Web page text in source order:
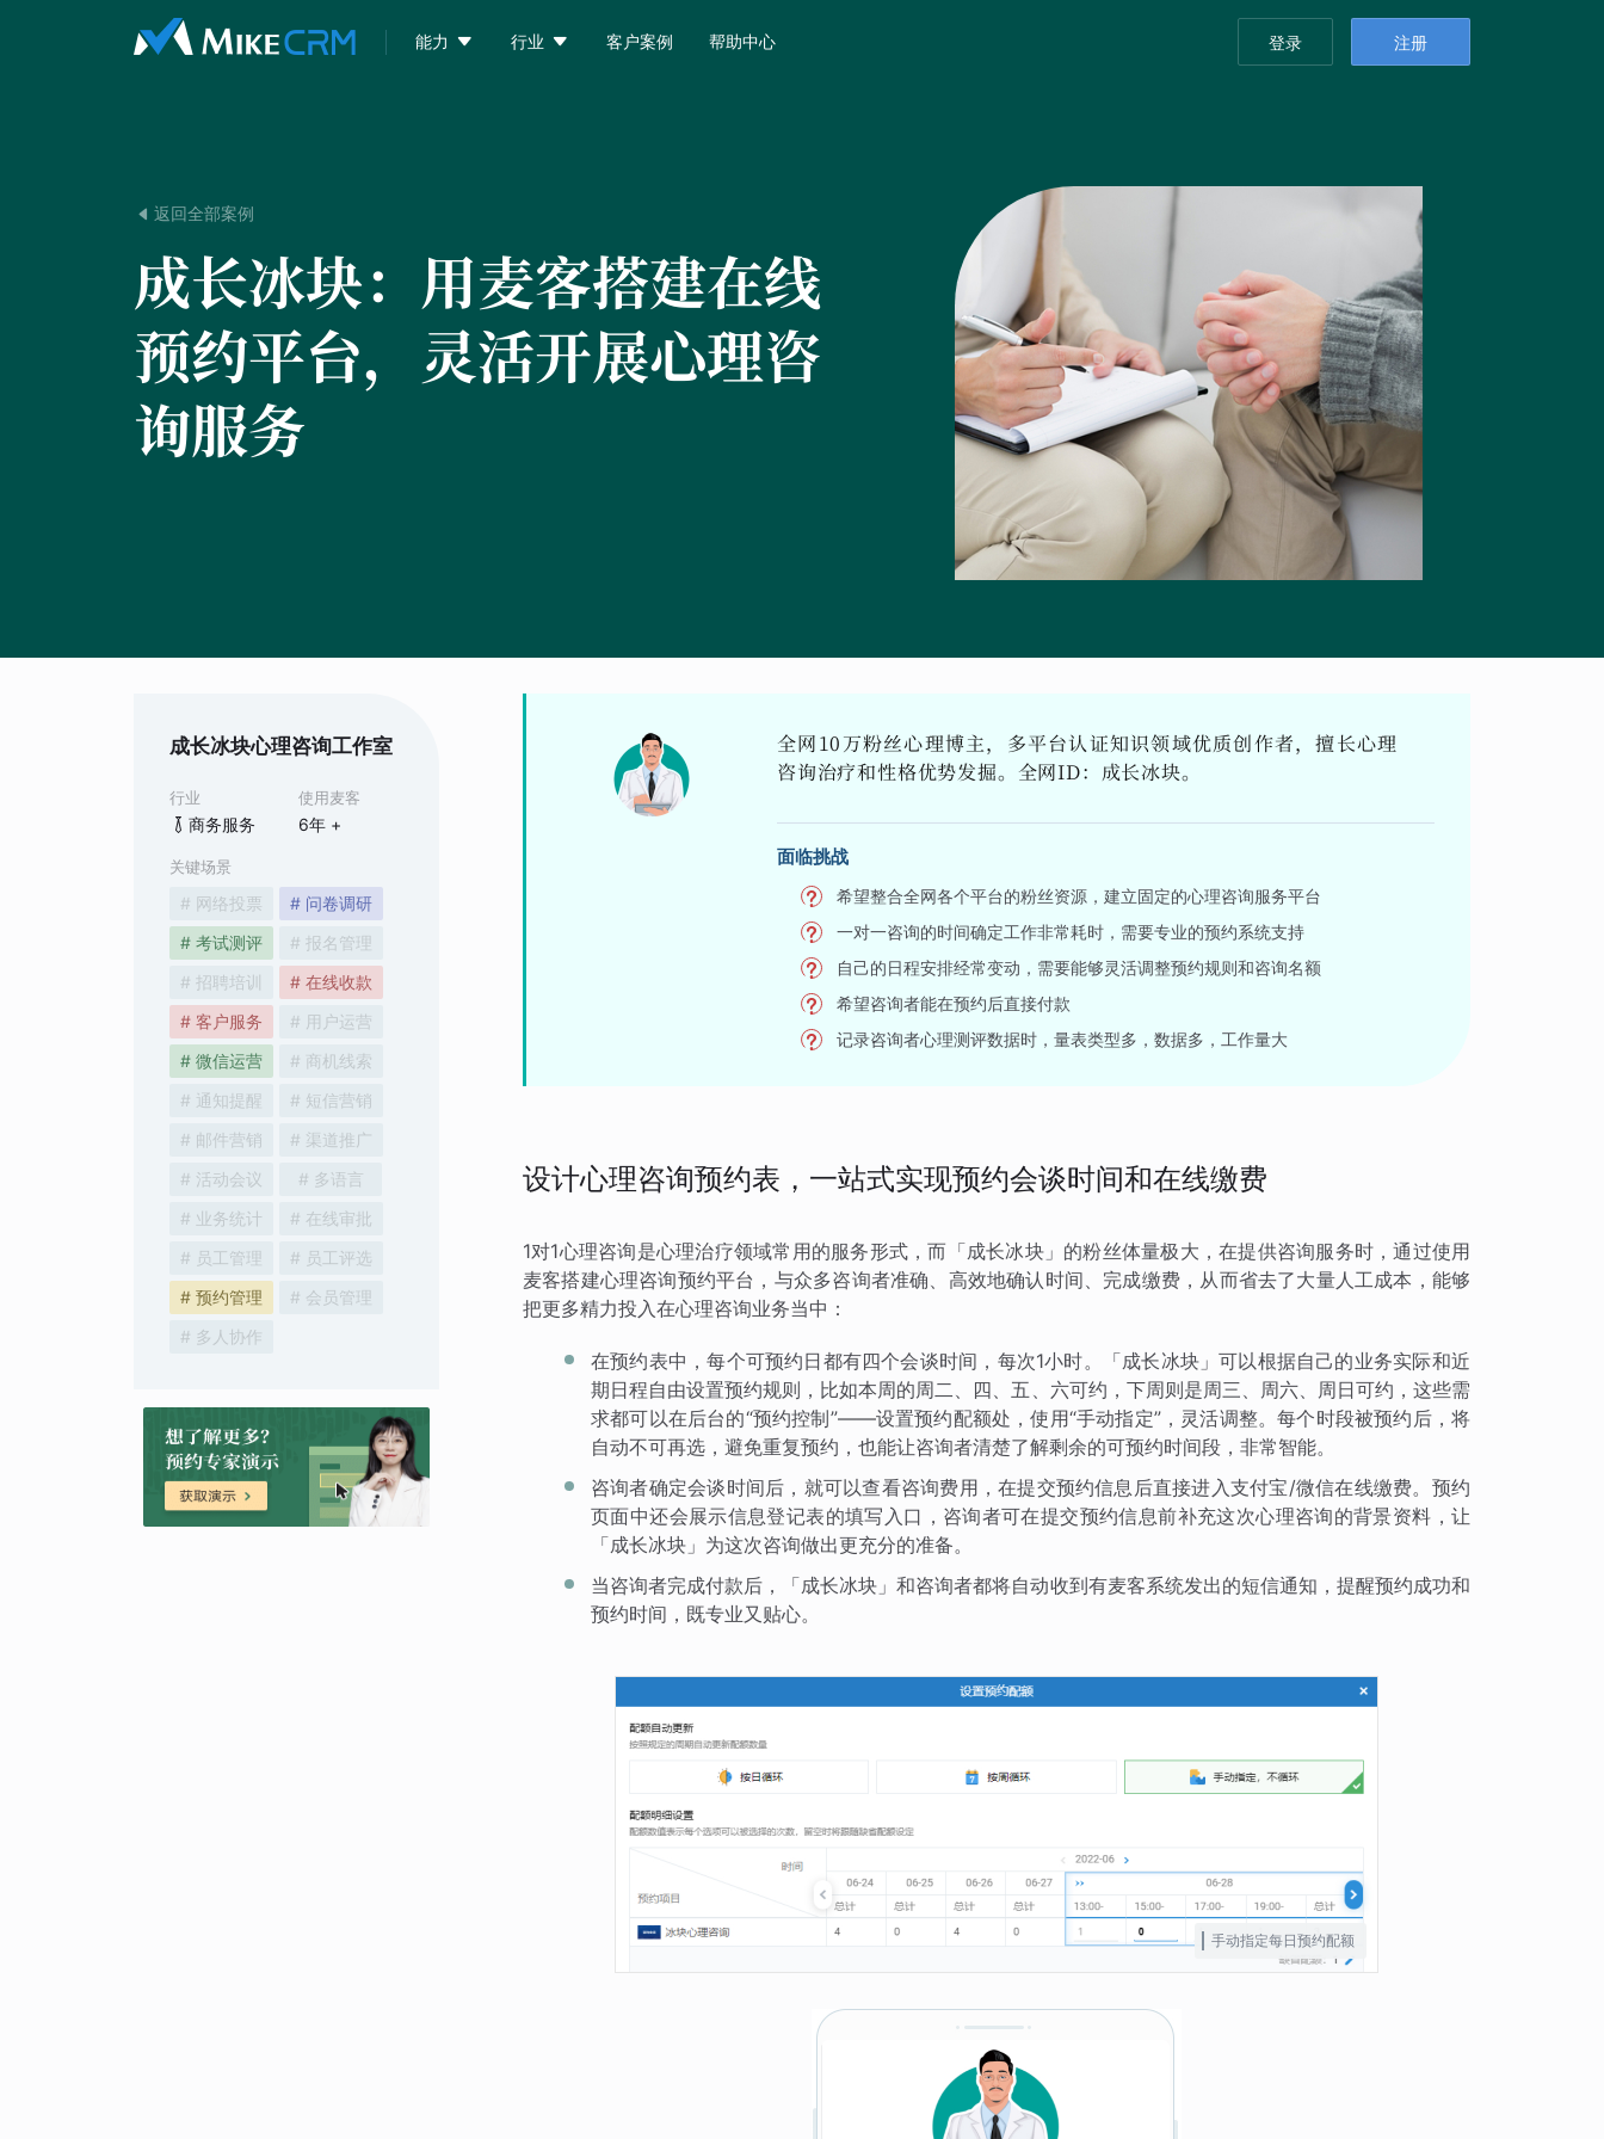
能力  行业  客户案例 帮助中心 登录 注册
 返回全部案例
成长冰块： 用麦客搭建在线
预约平台，灵活开展心理咨
询服务
成长冰块心理咨询工作室
行业
商务服务
使用麦客
6年 +
关键场景
# 网络投票
# 问卷调研
# 考试测评
# 报名管理
# 招聘培训
# 在线收款
# 客户服务
# 用户运营
# 微信运营
# 商机线索
# 通知提醒
# 短信营销
# 邮件营销
# 渠道推广
# 活动会议
# 多语言
# 业务统计
# 在线审批
# 员工管理
# 员工评选
# 预约管理
# 会员管理
# 多人协作
全网10万粉丝心理博主，多平台认证知识领域优质创作者，擅长心理
咨询治疗和性格优势发掘。全网ID：成长冰块。
面临挑战
希望整合全网各个平台的粉丝资源，建立固定的心理咨询服务平台
一对一咨询的时间确定工作非常耗时，需要专业的预约系统支持
自己的日程安排经常变动，需要能够灵活调整预约规则和咨询名额
希望咨询者能在预约后直接付款
记录咨询者心理测评数据时，量表类型多，数据多，工作量大
设计心理咨询预约表，一站式实现预约会谈时间和在线缴费
1对1心理咨询是心理治疗领域常用的服务形式，而「成长冰块」的粉丝体量极大，在提供咨询服务时，通过使用
麦客搭建心理咨询预约平台，与众多咨询者准确、高效地确认时间、完成缴费，从而省去了大量人工成本，能够
把更多精力投入在心理咨询业务当中：
在预约表中，每个可预约日都有四个会谈时间，每次1小时。「成长冰块」可以根据自己的业务实际和近
期日程自由设置预约规则，比如本周的周二、四、五、六可约，下周则是周三、周六、周日可约，这些需
求都可以在后台的“预约控制”——设置预约配额处，使用“手动指定”，灵活调整。每个时段被预约后，将
自动不可再选，避免重复预约，也能让咨询者清楚了解剩余的可预约时间段，非常智能。
咨询者确定会谈时间后，就可以查看咨询费用，在提交预约信息后直接进入支付宝/微信在线缴费。预约
页面中还会展示信息登记表的填写入口，咨询者可在提交预约信息前补充这次心理咨询的背景资料，让
「成长冰块」为这次咨询做出更充分的准备。
当咨询者完成付款后，「成长冰块」和咨询者都将自动收到有麦客系统发出的短信通知，提醒预约成功和
预约时间，既专业又贴心。
手动指定每日预约配额